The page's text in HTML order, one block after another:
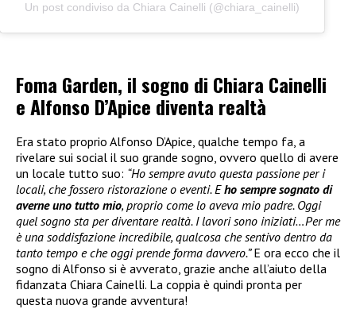
Un post condiviso da Chiara Cainelli (@chiara_cainelli)
Foma Garden, il sogno di Chiara Cainelli
e Alfonso D’Apice diventa realtà
Era stato proprio Alfonso D’Apice, qualche tempo fa, a
rivelare sui social il suo grande sogno, ovvero quello di avere
un locale tutto suo: “Ho sempre avuto questa passione per i
locali, che fossero ristorazione o eventi. Eho sempre sognato di
averne uno tutto mio, proprio come lo aveva mio padre. Oggi
quel sogno sta per diventare realtà. I lavori sono iniziati…Per me
è una soddisfazione incredibile, qualcosa che sentivo dentro da
tanto tempo e che oggi prende forma davvero.”E ora ecco che il
sogno di Alfonso si è avverato, grazie anche all’aiuto della
fidanzata Chiara Cainelli. La coppia è quindi pronta per
questa nuova grande avventura!